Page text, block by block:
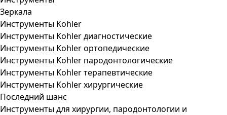
Зеркала
Инструменты Kohler
Инструменты Kohler диагностические
Инструменты Kohler ортопедические
Инструменты Kohler пародонтологические
Инструменты Kohler терапевтические
Инструменты Kohler хирургические
Последний шанс
Инструменты для хирургии, пародонтологии и